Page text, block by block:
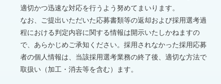
適切かつ迅速な対応を行うよう努めてまいります。
なお、ご提出いただいた応募書類等の返却および採用選考過
程における判定内容に関する情報は開示いたしかねますの
で、あらかじめご承知ください。採用されなかった採用応募
者の個人情報は、当該採用選考業務の終了後、適切な方法で
取扱い（加工・消去等を含む）ます。